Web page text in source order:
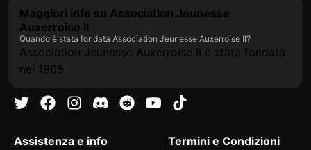
Maggiori info su Association Jeunesse
Auxerroise II
Quando è stata fondata Association Jeunesse Auxerroise II?
Association Jeunesse Auxerroise II è stata fondata
nel 1905.
Assistenza e info
Termini e Condizioni